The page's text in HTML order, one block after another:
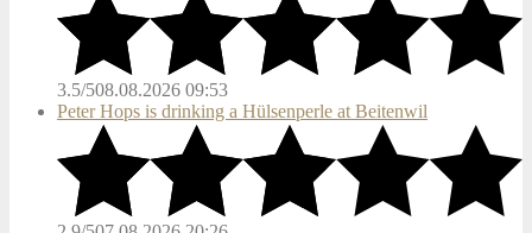
3.5/508.08.2026 09:53
Peter Hops is drinking a Hülsenperle at Beitenwil